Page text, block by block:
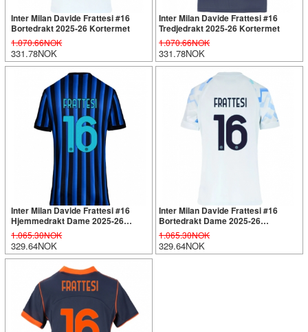
Inter Milan Davide Frattesi #16
Bortedrakt 2025-26 Kortermet
1.070.66NOK
331.78NOK
Inter Milan Davide Frattesi #16
Tredjedrakt 2025-26 Kortermet
1.070.66NOK
331.78NOK
Inter Milan Davide Frattesi #16
Hjemmedrakt Dame 2025-26
Kortermet
1.065.30NOK
329.64NOK
Inter Milan Davide Frattesi #16
Bortedrakt Dame 2025-26
Kortermet
1.065.30NOK
329.64NOK